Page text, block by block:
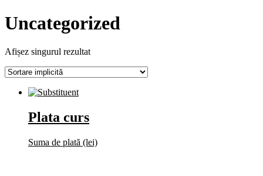
Uncategorized
Afișez singurul rezultat
Plata curs
Suma de plată (lei)